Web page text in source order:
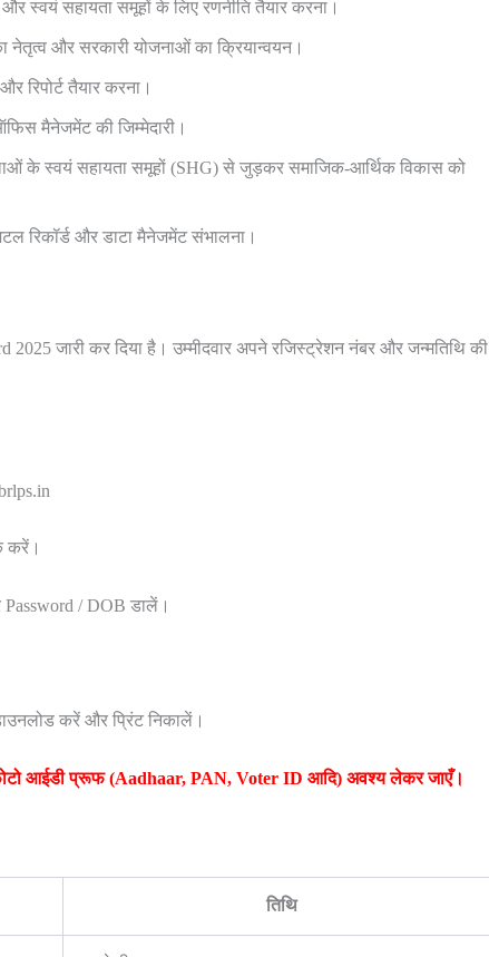
स्वयं सहायता समूहों के लिए रणनीति तैयार करना।
नेतृत्व और सरकारी योजनाओं का क्रियान्वयन।
रिपोर्ट तैयार करना।
मैनेजमेंट की जिम्मेदारी।
के स्वयं सहायता समूहों (SHG) से जुड़कर समाजिक-आर्थिक विकास को
रिकॉर्ड और डाटा मैनेजमेंट संभालना।
जारी कर दिया है। उम्मीदवार अपने रजिस्ट्रेशन नंबर और जन्मतिथि की
करें।
/ DOB डालें।
करें और प्रिंट निकालें।
फोटो आईडी प्रूफ (Aadhaar, PAN, Voter ID आदि) अवश्य लेकर जाएँ।
तिथि